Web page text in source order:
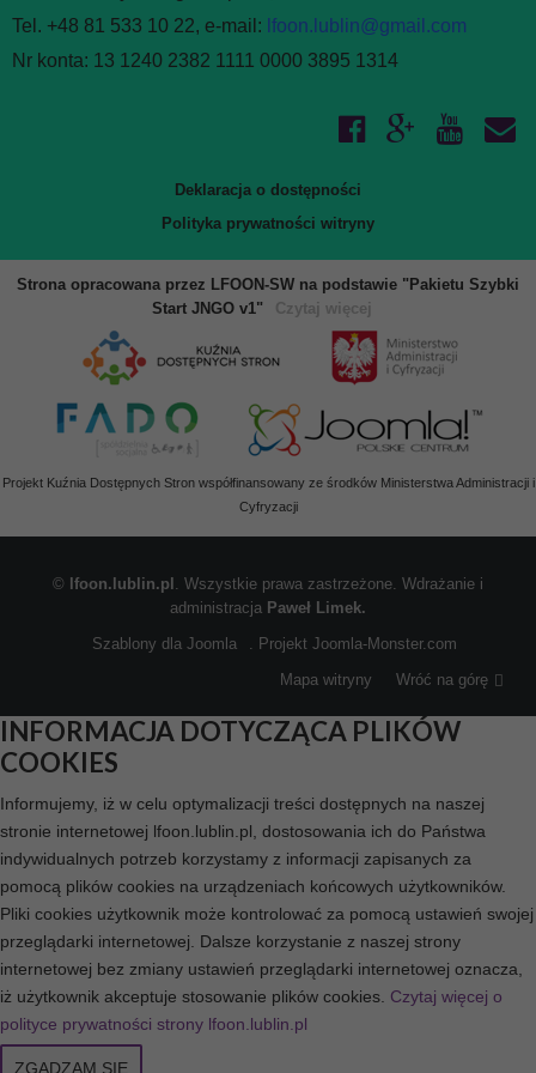
WIĘCEJ O: PROGRAMY DZIAŁANIA
Podstawą gospodarki finansowej Fundacji PCJ Otwarte Źródła
przez Zarząd Fundacji. W tym dziale udostępniane są plany
Sprawozdania i raporty Liczba pozycji: 3
W tym dziale zgromadzone są dokumenty sprawozdawcze
Fundacji - roczne sprawozdania merytoryczne oraz raporty
z realizacji programów i projektów. Aby zapoznać się
z udostępnionymi w BIP dokumentami, należy skorzystać
wybrać odpowiednie łącze z bocznego menu.
Tel. +48 81 533 10 22, e-mail: lfoon.lublin@gmail.com
Nr konta: 13 1240 2382 1111 0000 3895 1314
Deklaracja o dostępności
Polityka prywatności witryny
Strona opracowana przez LFOON-SW na podstawie "Pakietu Szybki
Start JNGO v1"
Czytaj więcej
Projekt Kuźnia Dostępnych Stron współfinansowany ze środków Ministerstwa Administracji i
Cyfryzacji
© lfoon.lublin.pl . Wszystkie prawa zastrzeżone. Wdrażanie i
administracja Paweł Limek.
Szablony dla Joomla
. Projekt Joomla-Monster.com
Mapa witryny
Wróć na górę
INFORMACJA DOTYCZĄCA PLIKÓW
COOKIES
Informujemy, iż w celu optymalizacji treści dostępnych na naszej
stronie internetowej lfoon.lublin.pl, dostosowania ich do Państwa
indywidualnych potrzeb korzystamy z informacji zapisanych za
pomocą plików cookies na urządzeniach końcowych użytkowników.
Pliki cookies użytkownik może kontrolować za pomocą ustawień swojej
przeglądarki internetowej. Dalsze korzystanie z naszej strony
internetowej bez zmiany ustawień przeglądarki internetowej oznacza,
iż użytkownik akceptuje stosowanie plików cookies. Czytaj więcej o
polityce prywatności strony lfoon.lublin.pl
ZGADZAM SIĘ